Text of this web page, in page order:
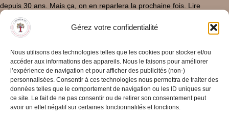
Gérez votre confidentialité
Nous utilisons des technologies telles que les cookies pour stocker et/ou
accéder aux informations des appareils. Nous le faisons pour améliorer
l’expérience de navigation et pour afficher des publicités (non-)
personnalisées. Consentir à ces technologies nous permettra de traiter des
données telles que le comportement de navigation ou les ID uniques sur
ce site. Le fait de ne pas consentir ou de retirer son consentement peut
avoir un effet négatif sur certaines fonctionnalités et fonctions.
depuis 30 ans. Mais ça, on en reparlera la prochaine fois. Lire
l’épisode suivant Lire l’épisode précédent